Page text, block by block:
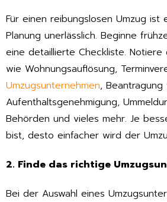
Für einen reibungslosen Umzug ist
Planung unerlässlich. Beginne
eine detaillierte Checkliste.
wie Wohnungsauflösung,
Umzugsunternehmen,
Aufenthaltsgenehmigung,
Behörden und vieles mehr. Je
bist, desto einfacher wird der
2. Finde das richtige
Bei der Auswahl eines